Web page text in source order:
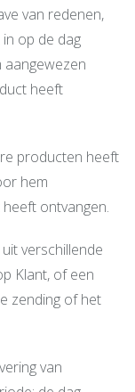
van redenen,
op de dag
heeft
producten heeft
hem
ontvangen.
verschillende
Klant, of een
zending of het
van